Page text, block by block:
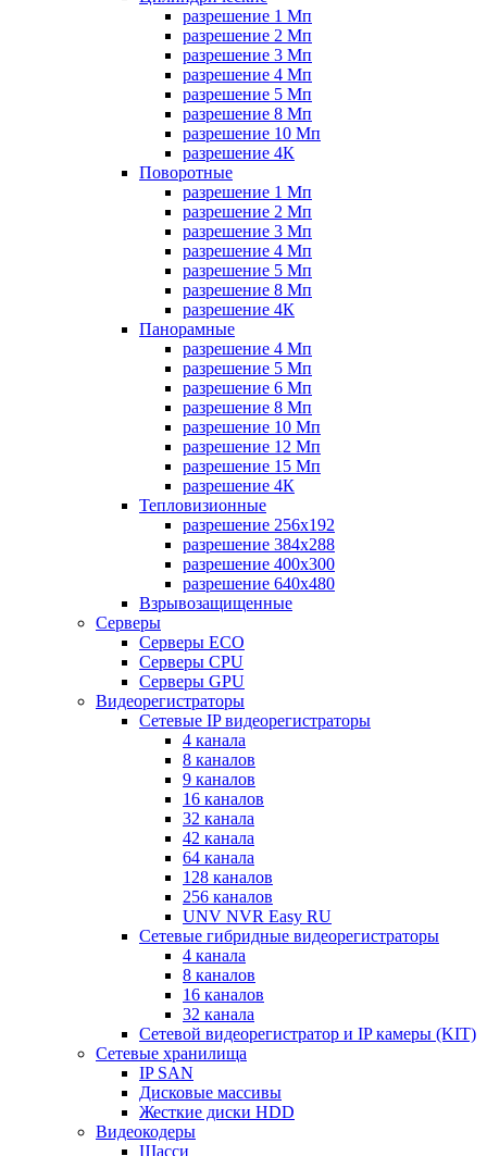
разрешение 1 Мп
разрешение 2 Мп
разрешение 3 Мп
разрешение 4 Мп
разрешение 5 Мп
разрешение 8 Мп
разрешение 10 Мп
разрешение 4К
Поворотные
разрешение 1 Мп
разрешение 2 Мп
разрешение 3 Мп
разрешение 4 Мп
разрешение 5 Мп
разрешение 8 Мп
разрешение 4К
Панорамные
разрешение 4 Мп
разрешение 5 Мп
разрешение 6 Мп
разрешение 8 Мп
разрешение 10 Мп
разрешение 12 Мп
разрешение 15 Мп
разрешение 4К
Тепловизионные
разрешение 256x192
разрешение 384х288
разрешение 400x300
разрешение 640х480
Взрывозащищенные
Серверы
Серверы ECO
Серверы CPU
Серверы GPU
Видеорегистраторы
Сетевые IP видеорегистраторы
4 канала
8 каналов
9 каналов
16 каналов
32 канала
42 канала
64 канала
128 каналов
256 каналов
UNV NVR Easy RU
Сетевые гибридные видеорегистраторы
4 канала
8 каналов
16 каналов
32 канала
Сетевой видеорегистратор и IP камеры (KIT)
Сетевые хранилища
IP SAN
Дисковые массивы
Жесткие диски HDD
Видеокодеры
Шасси